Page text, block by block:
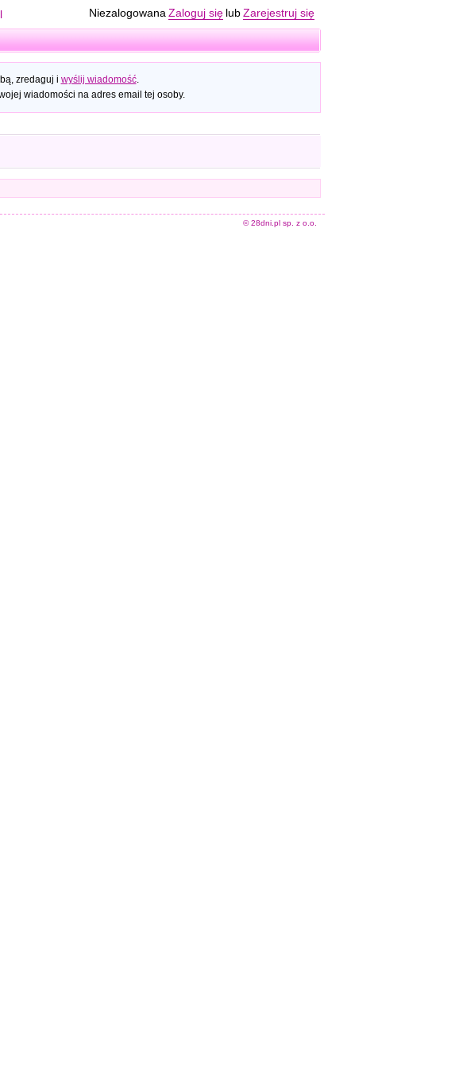
Niezalogowana Zaloguj się lub Zarejestruj się
zredaguj i wyślij wiadomość.
wiadomości na adres email tej osoby.
© 28dni.pl sp. z o.o.